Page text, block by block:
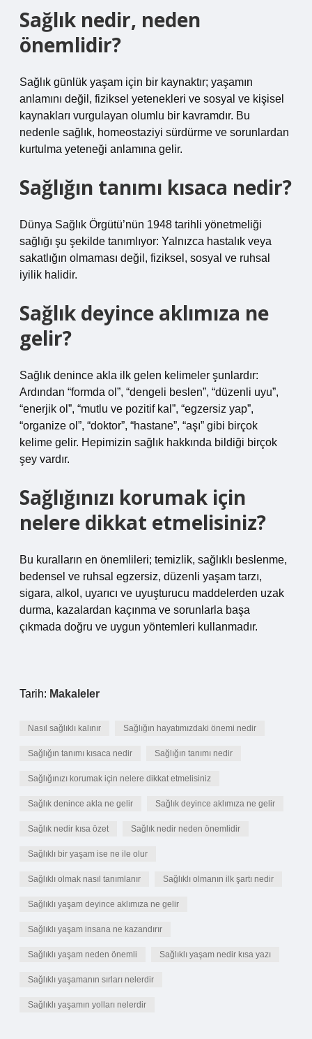
Sağlık nedir, neden
önemlidir?
Sağlık günlük yaşam için bir kaynaktır; yaşamın
anlamını değil, fiziksel yetenekleri ve sosyal ve kişisel
kaynakları vurgulayan olumlu bir kavramdır. Bu
nedenle sağlık, homeostaziyi sürdürme ve sorunlardan
kurtulma yeteneği anlamına gelir.
Sağlığın tanımı kısaca nedir?
Dünya Sağlık Örgütü’nün 1948 tarihli yönetmeliği
sağlığı şu şekilde tanımlıyor: Yalnızca hastalık veya
sakatlığın olmaması değil, fiziksel, sosyal ve ruhsal
iyilik halidir.
Sağlık deyince aklımıza ne
gelir?
Sağlık denince akla ilk gelen kelimeler şunlardır:
Ardından “formda ol”, “dengeli beslen”, “düzenli uyu”,
“enerjik ol”, “mutlu ve pozitif kal”, “egzersiz yap”,
“organize ol”, “doktor”, “hastane”, “aşı” gibi birçok
kelime gelir. Hepimizin sağlık hakkında bildiği birçok
şey vardır.
Sağlığınızı korumak için
nelere dikkat etmelisiniz?
Bu kuralların en önemlileri; temizlik, sağlıklı beslenme,
bedensel ve ruhsal egzersiz, düzenli yaşam tarzı,
sigara, alkol, uyarıcı ve uyuşturucu maddelerden uzak
durma, kazalardan kaçınma ve sorunlarla başa
çıkmada doğru ve uygun yöntemleri kullanmadır.
Tarih: Makaleler
Nasıl sağlıklı kalınır Sağlığın hayatımızdaki önemi nedir
Sağlığın tanımı kısaca nedir Sağlığın tanımı nedir
Sağlığınızı korumak için nelere dikkat etmelisiniz
Sağlık denince akla ne gelir Sağlık deyince aklımıza ne gelir
Sağlık nedir kısa özet Sağlık nedir neden önemlidir
Sağlıklı bir yaşam ise ne ile olur
Sağlıklı olmak nasıl tanımlanır Sağlıklı olmanın ilk şartı nedir
Sağlıklı yaşam deyince aklımıza ne gelir
Sağlıklı yaşam insana ne kazandırır
Sağlıklı yaşam neden önemli Sağlıklı yaşam nedir kısa yazı
Sağlıklı yaşamanın sırları nelerdir
Sağlıklı yaşamın yolları nelerdir